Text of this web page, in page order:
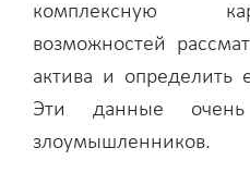
комплексную
возможностей
актива и определить
Эти данные очень
злоумышленников.